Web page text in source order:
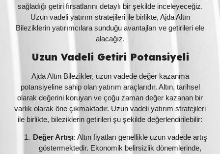
sağladığı getiri fırsatlarını detaylı bir şekilde inceleyeceğiz.
Uzun vadeli yatırım stratejileri ile birlikte, Ajda Altın
Bileziklerin yatırımcılara sunduğu avantajları ve getirileri ele
alacağız.
Uzun Vadeli Getiri Potansiyeli
Ajda Altın Bilezikler, uzun vadede değer kazanma
potansiyeline sahip olan yatırım araçlarıdır. Altın, tarihsel
olarak değerini koruyan ve çoğu zaman değer kazanan bir
varlık olarak öne çıkmaktadır. Uzun vadeli yatırım stratejileri
ile birlikte, bileziklerin getirileri şu şekilde değerlendirilebilir:
Değer Artışı: Altın fiyatları genellikle uzun vadede artış
göstermektedir. Ekonomik belirsizlik dönemlerinde,